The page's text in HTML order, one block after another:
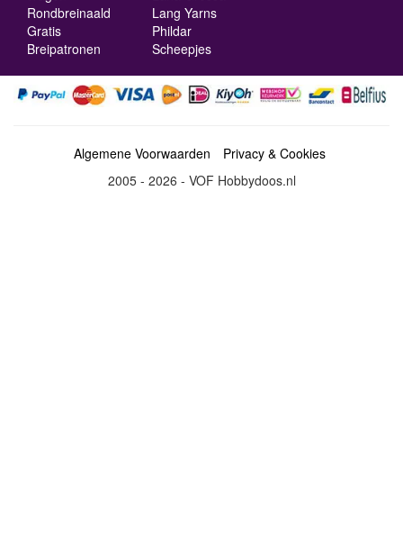
Rondbreinaald
Gratis
Breipatronen
Lang Yarns
Phildar
Scheepjes
Algemene Voorwaarden
Privacy & Cookies
2005 - 2026 - VOF Hobbydoos.nl